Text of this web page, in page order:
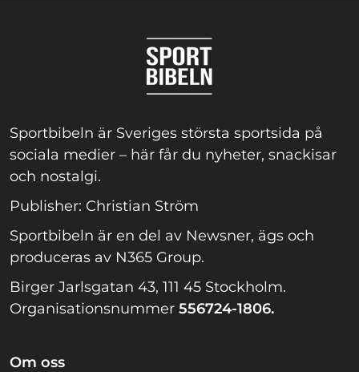
Sportbibeln är Sveriges största sportsida på
sociala medier – här får du nyheter, snackisar
och nostalgi.
Publisher: Christian Ström
Sportbibeln är en del av Newsner, ägs och
produceras av N365 Group.
Birger Jarlsgatan 43, 111 45 Stockholm.
Organisationsnummer 556724-1806.
Om oss